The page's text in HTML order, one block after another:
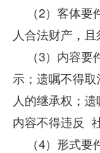
（2）客体要
人合法财产，
（3）内容要
示；遗嘱不得
人的继承权；
内容不得违反
（4）形式要